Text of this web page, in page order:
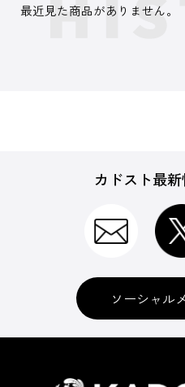
最近見た商品がありません。
カドスト最
ソーシャル